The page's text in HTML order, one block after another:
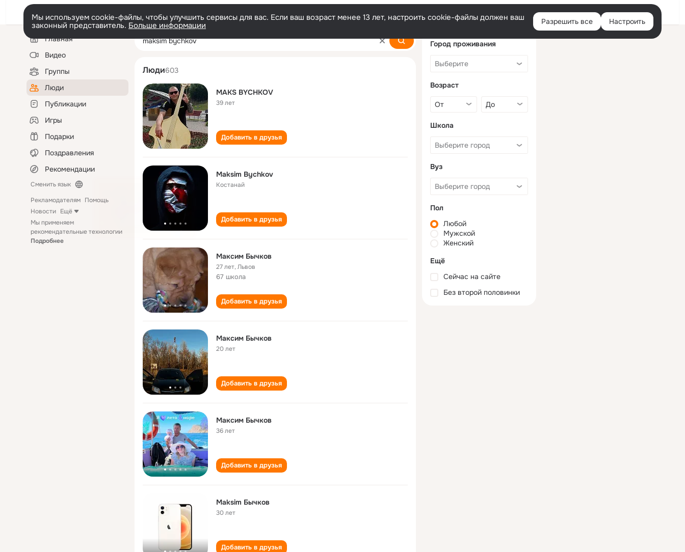
Войти
Мы используем cookie-файлы, чтобы улучшить сервисы для вас. Если ваш возраст менее 13 лет, настроить cookie-файлы должен ваш
законный представитель. Больше информации Разрешить все Настроить
Левая
колонкаГлавная
Видео
Группы
Люди
Публикации
Игры
Подарки
Поздравления
Рекомендации
Сменить язык
Рекламодателям Помощь
Новости Ещё
Мы применяем
рекомендательные технологии
Подробнее
maksim bychkov
Люди603
MAKS BYCHKOV
39 лет
Добавить в друзья
Maksim Bychkov
Костанай
Добавить в друзья
Максим Бычков
27 лет,Львов
67 школа
Добавить в друзья
Максим Бычков
20 лет
Добавить в друзья
Максим Бычков
36 лет
Добавить в друзья
Maksim Бычков
30 лет
Добавить в друзья
Город проживания
Возраст
Школа
Вуз
Пол
Любой
Мужской
Женский
Ещё
Сейчас на сайте
Без второй половинки